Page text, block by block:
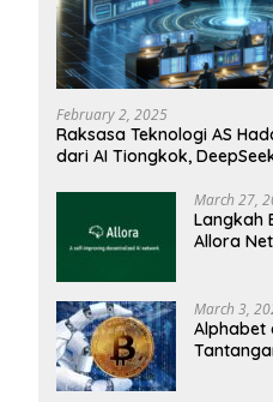
February 2, 2025
Raksasa Teknologi AS
dari AI Tiongkok,
March 27,
Langkah
Allora
March 3,
Alphabet